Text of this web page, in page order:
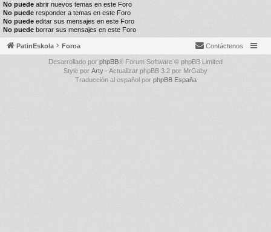
No puede abrir nuevos temas en este Foro
No puede responder a temas en este Foro
No puede editar sus mensajes en este Foro
No puede borrar sus mensajes en este Foro
PatinEskola Foroa Contáctenos
Desarrollado por phpBB® Forum Software © phpBB Limited
Style por Arty - Actualizar phpBB 3.2 por MrGaby
Traducción al español por phpBB España